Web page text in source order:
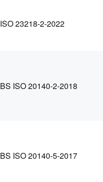
ISO 23218-2-2022
BS ISO 20140-2-2018
BS ISO 20140-5-2017